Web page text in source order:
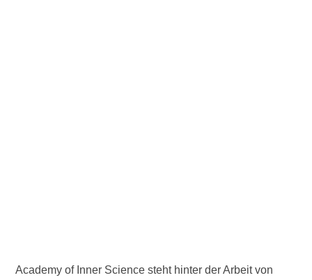
Academy of Inner Science steht hinter der Arbeit von